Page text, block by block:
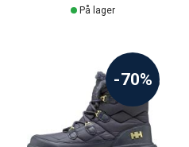
På lager
-70%